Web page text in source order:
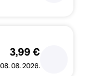
3,99 €
08. 08. 2026.